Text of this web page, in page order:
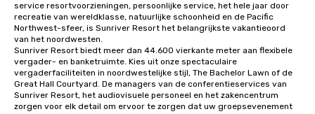
service resortvoorzieningen, persoonlijke service, het hele jaar door
recreatie van wereldklasse, natuurlijke schoonheid en de Pacific
Northwest-sfeer, is Sunriver Resort het belangrijkste vakantieoord
van het noordwesten.
Sunriver Resort biedt meer dan 44.600 vierkante meter aan flexibele
vergader- en banketruimte. Kies uit onze spectaculaire
vergaderfaciliteiten in noordwestelijke stijl, The Bachelor Lawn of de
Great Hall Courtyard. De managers van de conferentieservices van
Sunriver Resort, het audiovisuele personeel en het zakencentrum
zorgen voor elk detail om ervoor te zorgen dat uw groepsevenement